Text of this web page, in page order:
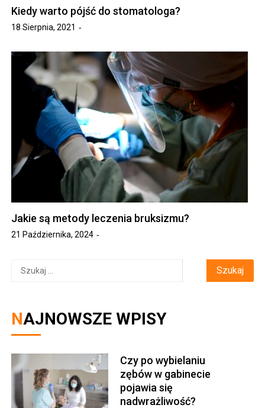
Kiedy warto pójść do stomatologa?
18 Sierpnia, 2021
Jakie są metody leczenia bruksizmu?
21 Października, 2024
Szukaj:
NAJNOWSZE WPISY
Czy po wybielaniu
zębów w gabinecie
pojawia się
nadwrażliwość?